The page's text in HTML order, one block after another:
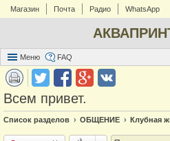
Магазин Почта Радио WhatsApp
Меню FAQ
Всем привет.
Список разделов ОБЩЕНИЕ Клубная